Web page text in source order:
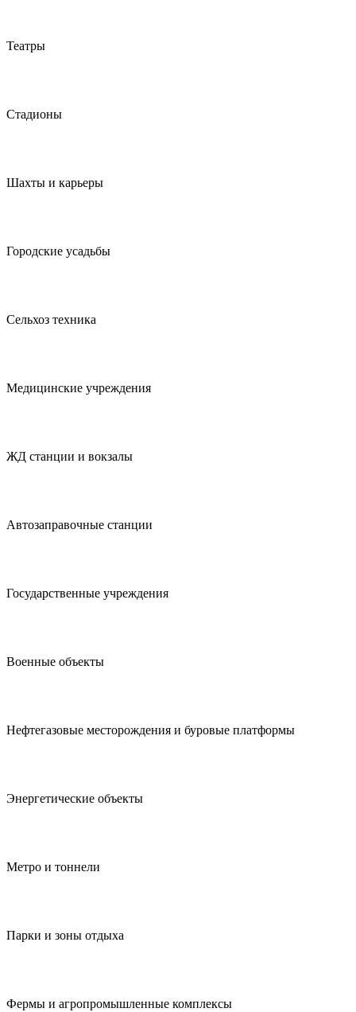
Театры
Стадионы
Шахты и карьеры
Городские усадьбы
Сельхоз техника
Медицинские учреждения
ЖД станции и вокзалы
Автозаправочные станции
Государственные учреждения
Военные объекты
Нефтегазовые месторождения и буровые платформы
Энергетические объекты
Метро и тоннели
Парки и зоны отдыха
Фермы и агропромыш­ленные комплексы